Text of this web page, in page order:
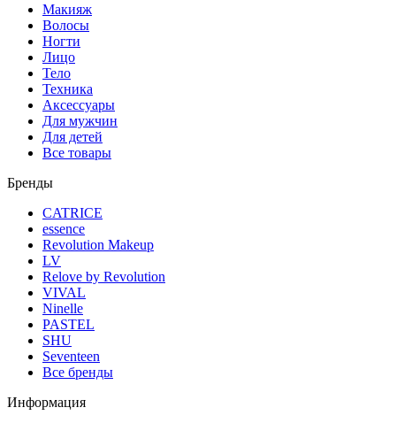
Макияж
Волосы
Ногти
Лицо
Тело
Техника
Аксессуары
Для мужчин
Для детей
Все товары
Бренды
CATRICE
essence
Revolution Makeup
LV
Relove by Revolution
VIVAL
Ninelle
PASTEL
SHU
Seventeen
Все бренды
Информация